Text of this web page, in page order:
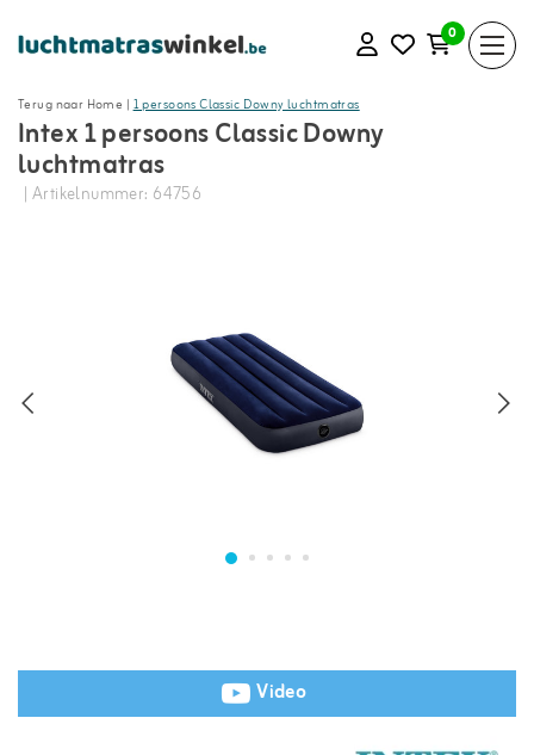
0
Terug naar Home |1 persoons Classic Downy luchtmatras
Intex 1 persoons Classic Downy
luchtmatras
| Artikelnummer: 64756
Video